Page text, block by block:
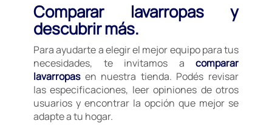
Comparar lavarropas y
descubrir más.
Para ayudarte a elegir el mejor equipo para tus
necesidades, te invitamos a comparar
lavarropasen nuestra tienda. Podés revisar
las especificaciones, leer opiniones de otros
usuarios y encontrar la opción que mejor se
adapte a tu hogar.